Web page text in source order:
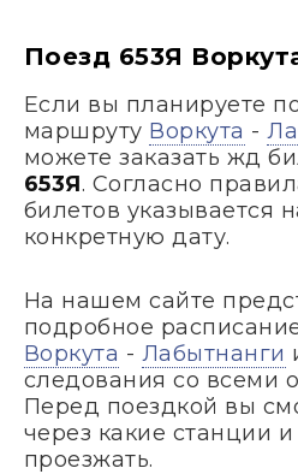
Поезд 653Я
Если вы планируете
маршруту Воркута -
можете заказать жд
653Я. Согласно
билетов указывается
конкретную дату.
На нашем сайте
подробное
Воркута - Лабытнанги
следования со всеми
Перед поездкой вы
через какие станции
проезжать.